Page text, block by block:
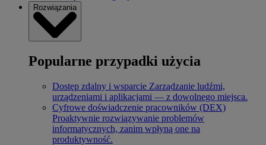
Rozwiązania
Popularne przypadki użycia
Dostęp zdalny i wsparcie Zarządzanie ludźmi,
urządzeniami i aplikacjami — z dowolnego miejsca.
Cyfrowe doświadczenie pracowników (DEX)
Proaktywnie rozwiązywanie problemów
informatycznych, zanim wpłyną one na
produktywność.